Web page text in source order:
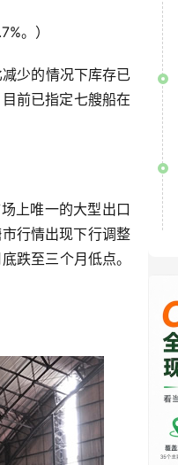
。）
少的情况下库存已
前已指定七艘船在
上唯一的大型出口
行情出现下行调整
跌至三个月低点。